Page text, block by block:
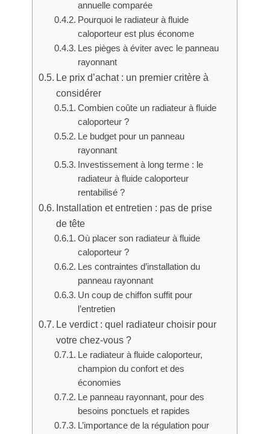
annuelle comparée
Pourquoi le radiateur à fluide
caloporteur est plus économe
Les pièges à éviter avec le panneau
rayonnant
Le prix d’achat : un premier critère à
considérer
Combien coûte un radiateur à fluide
caloporteur ?
Le budget pour un panneau
rayonnant
Investissement à long terme : le
radiateur à fluide caloporteur
rentabilisé ?
Installation et entretien : pas de prise
de tête
Où placer son radiateur à fluide
caloporteur ?
Les contraintes d’installation du
panneau rayonnant
Un coup de chiffon suffit pour
l’entretien
Le verdict : quel radiateur choisir pour
votre chez-vous ?
Le radiateur à fluide caloporteur,
champion du confort et des
économies
Le panneau rayonnant, pour des
besoins ponctuels et rapides
L’importance de la régulation pour